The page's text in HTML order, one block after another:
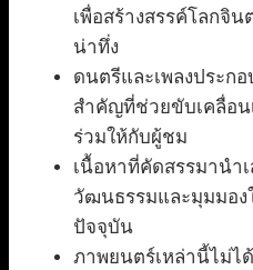
เพื่อสร้างสรรค์โลกจิ
น่าทึ่ง
ดนตรีและเพลงประก
สำคัญที่ช่วยขับเคลื่อน
ร่วมให้กับผู้ชม
เนื้อหาที่คัดสรรมานำ
วัฒนธรรมและมุมมอง
ปัจจุบัน
ภาพยนตร์เหล่านี้ไม่ไ